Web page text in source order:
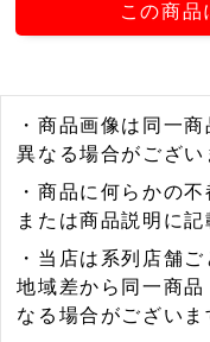
この商品
・商品画像は同一
異なる場合がござい
・商品に何らかの
または商品説明に記
・当店は系列店舗
地域差から同一商
なる場合がございま